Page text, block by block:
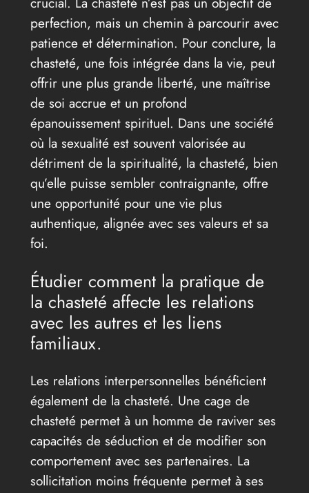
perfection, mais un chemin à parcourir avec
patience et détermination. Pour conclure, la
chasteté, une fois intégrée dans la vie, peut
offrir une plus grande liberté, une maîtrise
de soi accrue et un profond
épanouissement spirituel. Dans une société
où la sexualité est souvent valorisée au
détriment de la spiritualité, la chasteté, bien
qu’elle puisse sembler contraignante, offre
une opportunité pour une vie plus
authentique, alignée avec ses valeurs et sa
foi.
Étudier comment la pratique de
la chasteté affecte les relations
avec les autres et les liens
familiaux.
Les relations interpersonnelles bénéficient
également de la chasteté. Une cage de
chasteté permet à un homme de raviver ses
capacités de séduction et de modifier son
comportement avec ses partenaires. La
sollicitation moins fréquente permet à ses